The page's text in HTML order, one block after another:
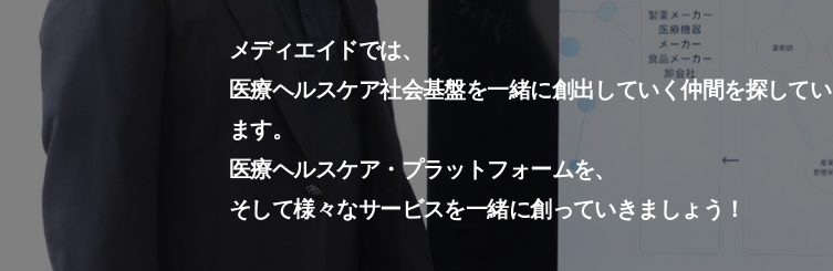
メディエイドでは、
医療ヘルスケア社会基盤を一緒に創出していく仲間を探してい
ます。
医療ヘルスケア・プラットフォームを、
そして様々なサービスを一緒に創っていきましょう！